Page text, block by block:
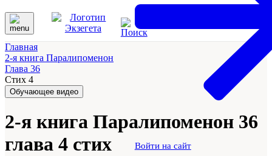
Войти на сайт
Главная
2-я книга Паралипоменон
Глава 36
Стих 4
Обучающее видео
2-я книга Паралипоменон 36
глава 4 стих